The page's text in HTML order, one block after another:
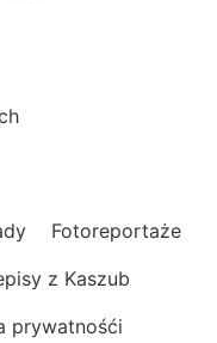
Fotoreportaże
z Kaszub
prywatnośći